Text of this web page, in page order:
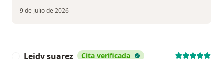
9 de julio de 2026
Leidy suarez Cita verificada